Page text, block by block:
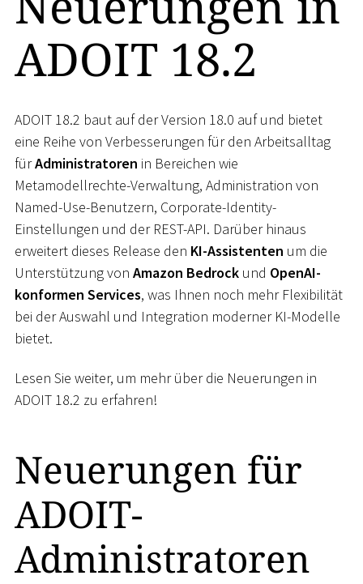
ADOIT 18.2
ADOIT 18.2 baut auf der Version 18.0 auf und bietet
eine Reihe von Verbesserungen für den Arbeitsalltag
fürAdministratoren in Bereichen wie
Metamodellrechte-Verwaltung, Administration von
Named-Use-Benutzern, Corporate-Identity-
Einstellungen und der REST-API. Darüber hinaus
erweitert dieses Release den KI-Assistenten um die
Unterstützung von Amazon Bedrock und OpenAI-
konformen Services, was Ihnen noch mehr Flexibilität
bei der Auswahl und Integration moderner KI-Modelle
bietet.
Lesen Sie weiter, um mehr über die Neuerungen in
ADOIT 18.2 zu erfahren!
Neuerungen für
ADOIT-
Administratoren